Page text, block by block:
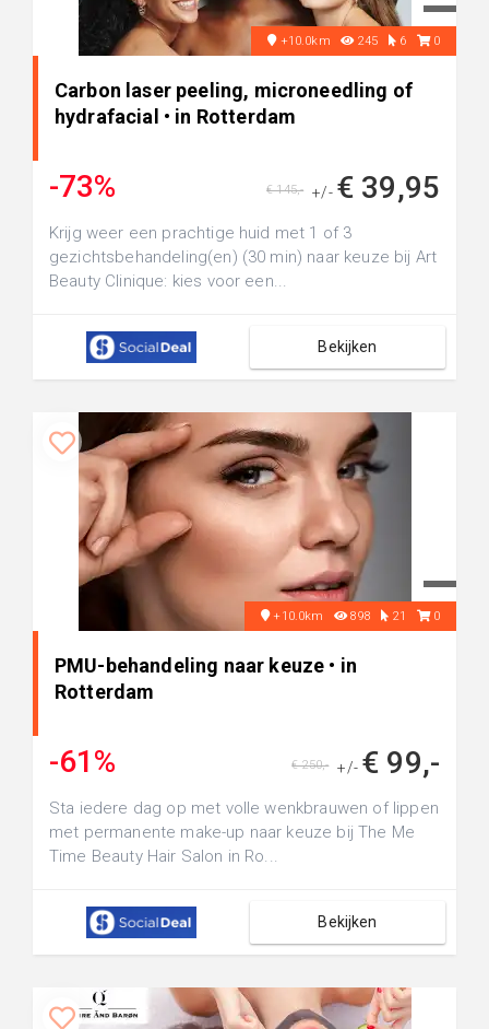
+10.0km 245 6 0
Carbon laser peeling, microneedling of
hydrafacial • in Rotterdam
-73% +/- € 39,95
€ 145,-
Krijg weer een prachtige huid met 1 of 3
gezichtsbehandeling(en) (30 min) naar keuze bij Art
Beauty Clinique: kies voor een...
Bekijken
+10.0km 898 21 0
PMU-behandeling naar keuze • in
Rotterdam
-61% +/- € 99,-
€ 250,-
Sta iedere dag op met volle wenkbrauwen of lippen
met permanente make-up naar keuze bij The Me
Time Beauty Hair Salon in Ro...
Bekijken